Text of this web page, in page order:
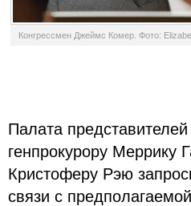
Конгрессмен Джеймс Комер. Фото:
Палата
генпрокурору Меррику
Кристоферу Рэю
связи с